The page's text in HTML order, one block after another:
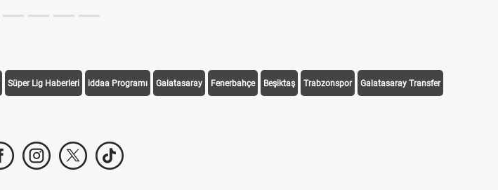
Süper Lig Haberleri iddaa Programı Galatasaray Fenerbahçe Beşiktaş Trabzonspor Galatasaray Transfer